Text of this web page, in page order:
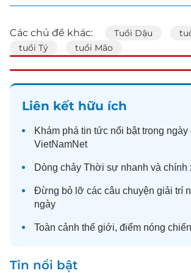
Các chủ đề khác: Tuổi Dậu
tuổi Tý
tuổi Mão
Liên kết hữu ích
Khám phá tin tức nổi bật trong ngày
VietNamNet
Dòng chảy Thời sự nhanh và chính
Đừng bỏ lỡ các câu chuyện giải trí
ngày
Toàn cảnh thế giới, điểm nóng
Tin nổi bật